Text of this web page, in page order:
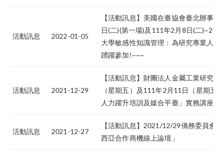
活動訊息 2022-01-05
【活動訊息】美國在臺協會臺北辦事
日(二)(第一場)及111年2月8日(二)~2月
大學敏感性知識管理：為研究專業人
踴躍參加!~~~
活動訊息 2021-12-29
【活動訊息】財團法人金屬工業研究
（星期五）及111年2月11日（星期五
人力躍升培訓及媒合平臺」實務講座
活動訊息 2021-12-27
【活動訊息】2021/12/29僑務委員會
西亞合作商機線上論壇」